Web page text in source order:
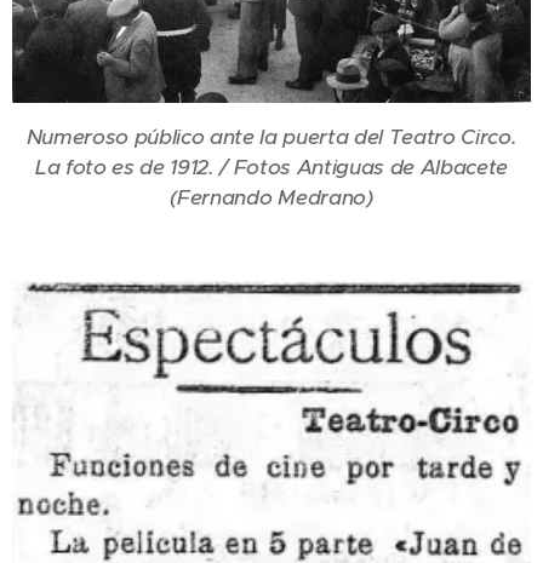
Numeroso público ante la puerta del Teatro Circo.
La foto es de 1912. / Fotos Antiguas de Albacete
(Fernando Medrano)